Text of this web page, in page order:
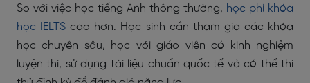
So với việc học tiếng Anh thông thường, học phí khóa
học IELTS cao hơn. Học sinh cần tham gia các khóa
học chuyên sâu, học với giáo viên có kinh nghiệm
luyện thi, sử dụng tài liệu chuẩn quốc tế và có thể thi